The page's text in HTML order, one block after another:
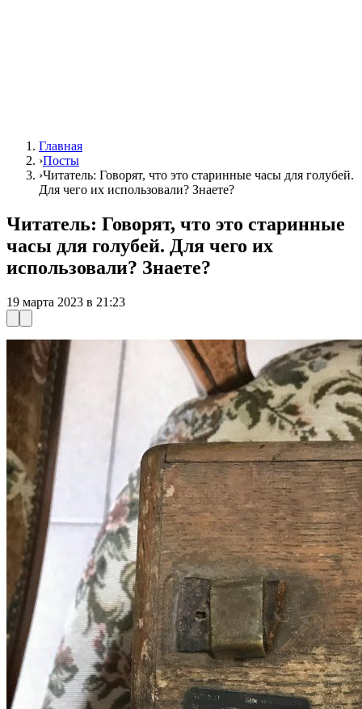
Главная
›Посты
›Читатель: Говорят, что это старинные часы для голубей.
Для чего их использовали? Знаете?
Читатель: Говорят, что это старинные
часы для голубей. Для чего их
использовали? Знаете?
19 марта 2023 в 21:23